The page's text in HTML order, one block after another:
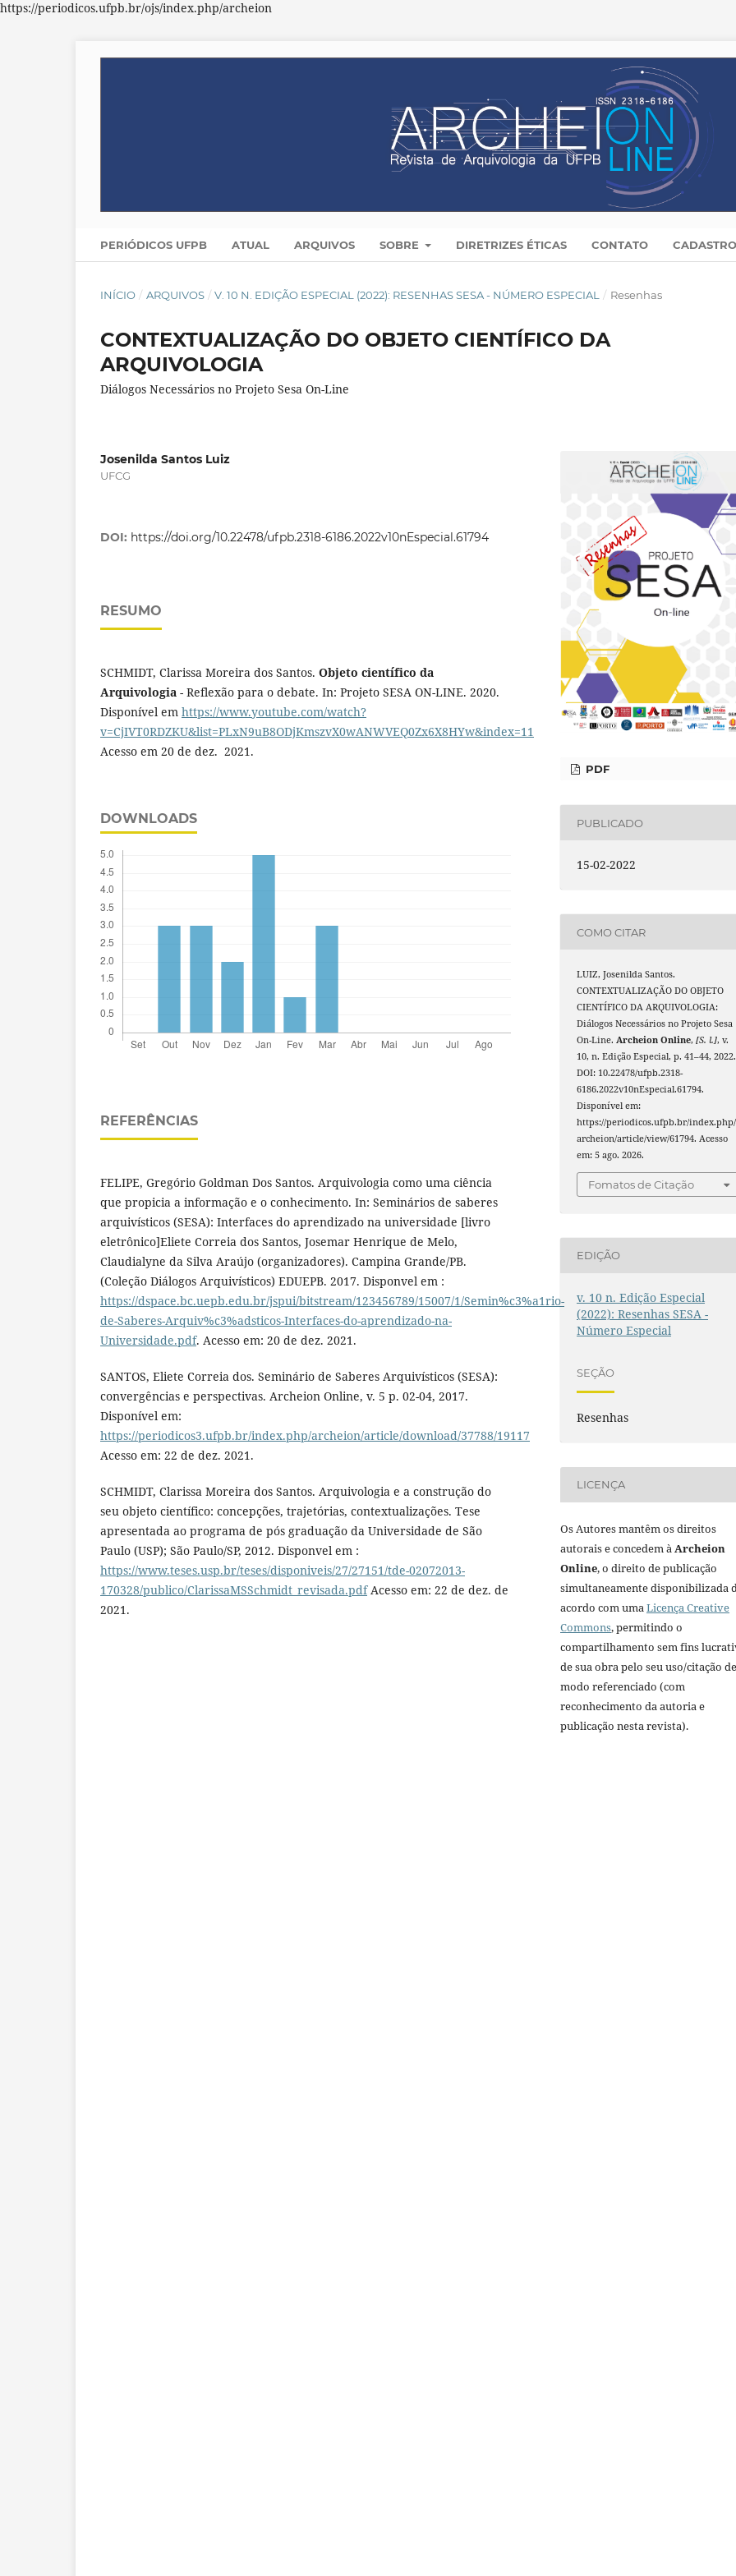
https://periodicos.ufpb.br/ojs/index.php/archeion
PERIÓDICOS UFPB ATUAL ARQUIVOS SOBRE DIRETRIZES ÉTICAS CONTATO
INÍCIO / ARQUIVOS / V. 10 N. EDIÇÃO ESPECIAL (2022): RESENHAS SESA - NÚMERO ESPECIAL / Resenhas
CONTEXTUALIZAÇÃO DO OBJETO CIENTÍFICO DA
ARQUIVOLOGIA
Diálogos Necessários no Projeto Sesa On-Line
Josenilda Santos Luiz
UFCG
DOI: https://doi.org/10.22478/ufpb.2318-6186.2022v10nEspecial.61794
RESUMO
SCHMIDT, Clarissa Moreira dos Santos. Objeto científico da
Arquivologia - Reflexão para o debate. In: Projeto SESA ON-LINE. 2020.
Disponível em https://www.youtube.com/watch?
v=CjIVT0RDZKU&list=PLxN9uB8ODjKmszvX0wANWVEQ0Zx6X8HYw&index=11
Acesso em 20 de dez. 2021.
DOWNLOADS
REFERÊNCIAS
FELIPE, Gregório Goldman Dos Santos. Arquivologia como uma ciência
que propicia a informação e o conhecimento. In: Seminários de saberes
arquivísticos (SESA): Interfaces do aprendizado na universidade [livro
eletrônico]Eliete Correia dos Santos, Josemar Henrique de Melo,
Claudialyne da Silva Araújo (organizadores). Campina Grande/PB.
(Coleção Diálogos Arquivísticos) EDUEPB. 2017. Disponvel em :
https://dspace.bc.uepb.edu.br/jspui/bitstream/123456789/15007/1/Semin%c3%a1rio-
de-Saberes-Arquiv%c3%adsticos-Interfaces-do-aprendizado-na-
Universidade.pdf. Acesso em: 20 de dez. 2021.
SANTOS, Eliete Correia dos. Seminário de Saberes Arquivísticos (SESA):
convergências e perspectivas. Archeion Online, v. 5 p. 02-04, 2017.
Disponível em:
https://periodicos3.ufpb.br/index.php/archeion/article/download/37788/19117
Acesso em: 22 de dez. 2021.
SCHMIDT, Clarissa Moreira dos Santos. Arquivologia e a construção do
seu objeto científico: concepções, trajetórias, contextualizações. Tese
apresentada ao programa de pós graduação da Universidade de São
Paulo (USP); São Paulo/SP, 2012. Disponvel em :
https://www.teses.usp.br/teses/disponiveis/27/27151/tde-02072013-
170328/publico/ClarissaMSSchmidt_revisada.pdfAcesso em: 22 de dez. de
2021.
PDF
PUBLICADO
15-02-2022
COMO CITAR
LUIZ, Josenilda Santos.
CONTEXTUALIZAÇÃO DO OBJETO
CIENTÍFICO DA ARQUIVOLOGIA:
Diálogos Necessários no Projeto Sesa
On-Line.Archeion Online,[S. l.], v.
10, n. Edição Especial, p. 41–44, 2022.
DOI: 10.22478/ufpb.2318-
6186.2022v10nEspecial.61794.
Disponível em:
https://periodicos.ufpb.br/index.php/
archeion/article/view/61794. Acesso
em: 5 ago. 2026.
Fomatos de Citação
EDIÇÃO
v. 10 n. Edição Especial
(2022): Resenhas SESA -
Número Especial
SEÇÃO
Resenhas
LICENÇA
Os Autores mantêm os direitos
autorais e concedem àArcheion
Online, o direito de publicação
simultaneamente disponibilizada
acordo com umaLicença Creative
Commons, permitindo o
compartilhamento sem fins
de sua obra pelo seu uso/citação de
modo referenciado (com
reconhecimento da autoria e
publicação nesta revista).